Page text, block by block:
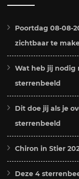
Poortdag 08-08-
zichtbaar te
Wat heb jij nodig
sterrenbeeld
Dit doe jij als je
sterrenbeeld
Chiron in Stier
Deze 4